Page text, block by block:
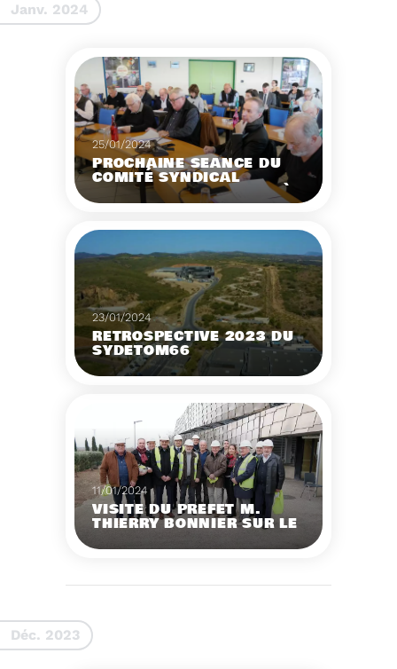
Janv. 2024
25/01/2024
PROCHAINE SÉANCE DU
COMITÉ SYNDICAL
MERCREDI 31 JANVIER À
9 HEURES
Voir plus
23/01/2024
RÉTROSPECTIVE 2023 DU
SYDETOM66
marquants de l'année
2023.
Voir plus
11/01/2024
VISITE DU PRÉFET M.
THIERRY BONNIER SUR LE
SITE ARC IRIS DU
SYDETOM66
Thierry BONNIER sur le
Déc. 2023